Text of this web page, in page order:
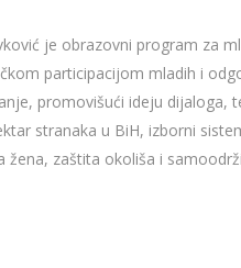
je obrazovni program za
participacijom mladih i
promovišući ideju dijaloga,
stranaka u BiH, izborni
zaštita okoliša i